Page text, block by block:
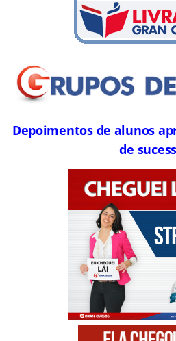
Depoimentos de alunos
de